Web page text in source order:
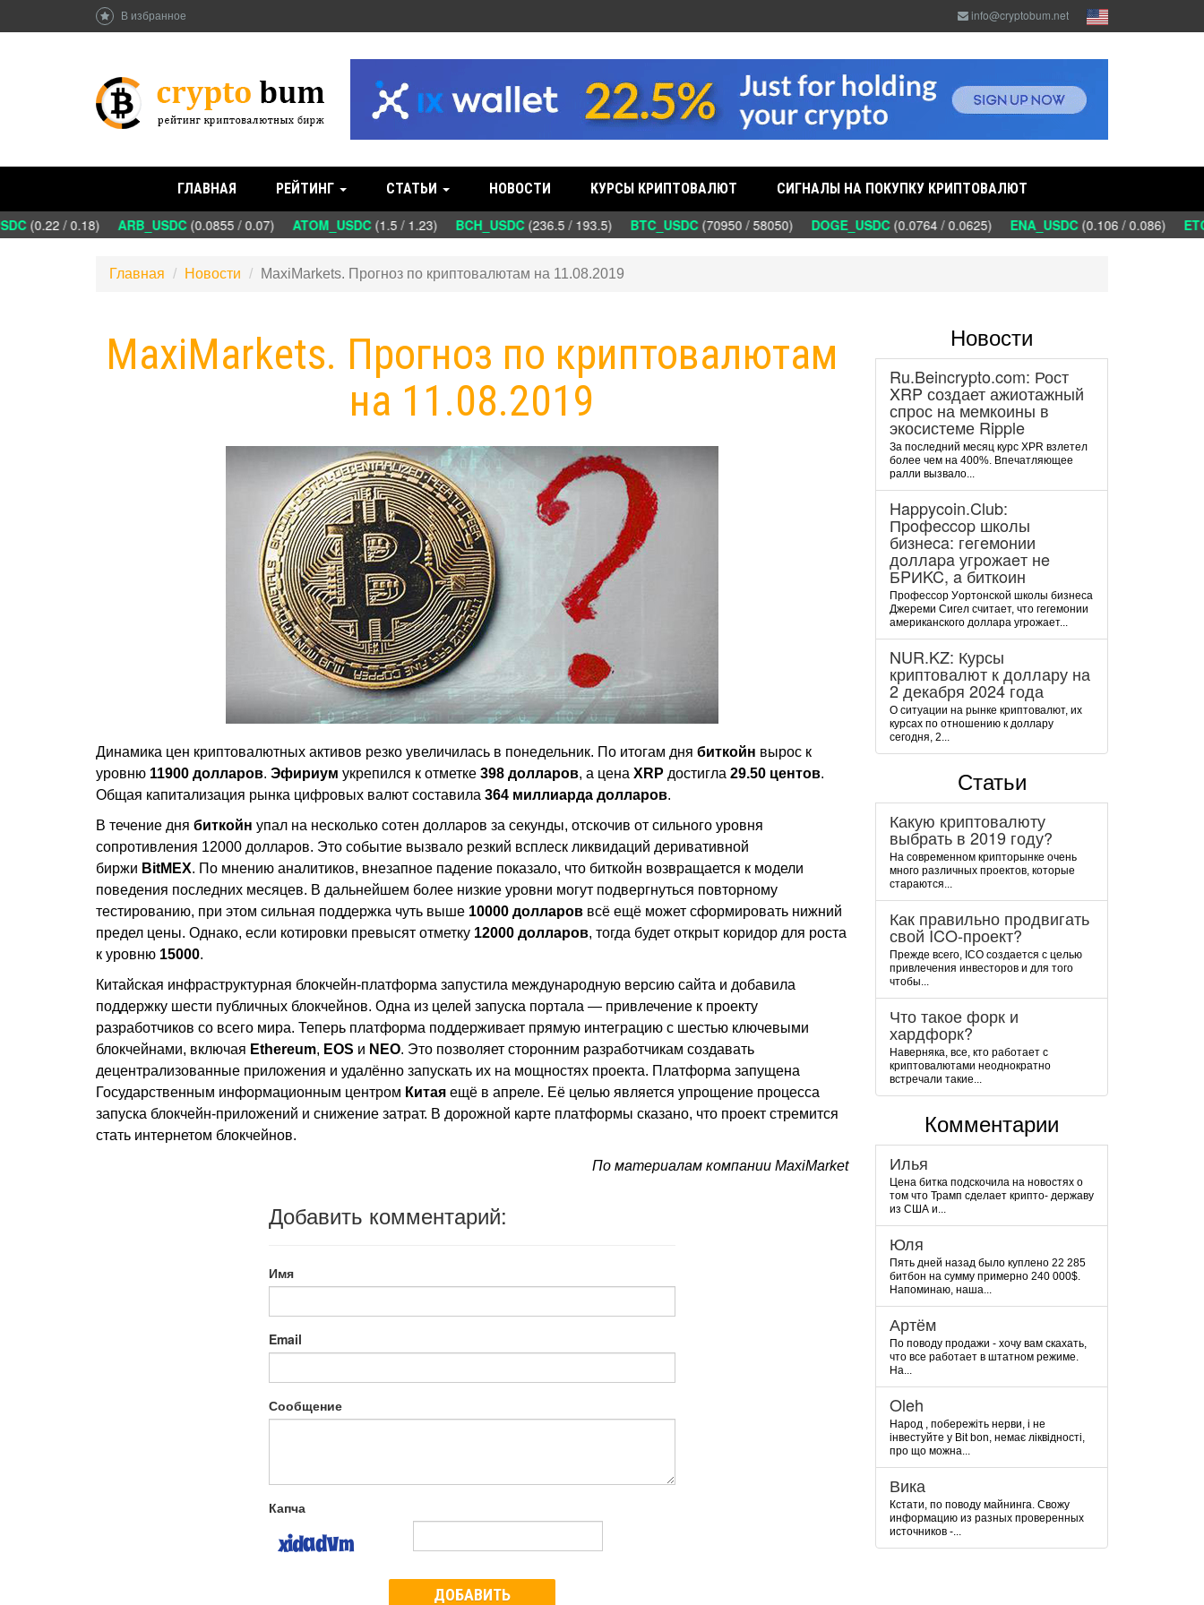
В избранное info@cryptobum.net
ГЛАВНАЯ РЕЙТИНГ СТАТЬИ НОВОСТИ КУРСЫ КРИПТОВАЛЮТ СИГНАЛЫ НА ПОКУПКУ КРИПТОВАЛЮТ
(0.22 / 0.18) ARB_USDC(0.0855 / 0.07) ATOM_USDC(1.5 / 1.23) BCH_USDC(236.5 / 193.5) BTC_USDC(70950 / 58050) DOGE_USDC(0.0764 / 0.0625) ENA_USDC(0.106 / 0.086)
Главная Новости MaxiMarkets. Прогноз по криптовалютам на 11.08.2019
MaxiMarkets. Прогноз по криптовалютам
на 11.08.2019
Динамика цен криптовалютных активов резко увеличилась в понедельник. По итогам дня биткойн вырос к
уровню 11900 долларов. Эфириум укрепился к отметке 398 долларов, а цена XRP достигла 29.50 центов.
Общая капитализация рынка цифровых валют составила 364 миллиарда долларов.
В течение дня биткойн упал на несколько сотен долларов за секунды, отскочив от сильного уровня
сопротивления 12000 долларов. Это событие вызвало резкий всплеск ликвидаций деривативной
биржи BitMEX. По мнению аналитиков, внезапное падение показало, что биткойн возвращается к модели
поведения последних месяцев. В дальнейшем более низкие уровни могут подвергнуться повторному
тестированию, при этом сильная поддержка чуть выше 10000 долларов всё ещё может сформировать нижний
предел цены. Однако, если котировки превысят отметку 12000 долларов, тогда будет открыт коридор для роста
к уровню 15000.
Китайская инфраструктурная блокчейн-платформа запустила международную версию сайта и добавила
поддержку шести публичных блокчейнов. Одна из целей запуска портала — привлечение к проекту
разработчиков со всего мира. Теперь платформа поддерживает прямую интеграцию с шестью ключевыми
блокчейнами, включая Ethereum, EOS и NEO. Это позволяет сторонним разработчикам создавать
децентрализованные приложения и удалённо запускать их на мощностях проекта. Платформа запущена
Государственным информационным центром Китая ещё в апреле. Её целью является упрощение процесса
запуска блокчейн-приложений и снижение затрат. В дорожной карте платформы сказано, что проект стремится
стать интернетом блокчейнов.
По материалам компании MaxiMarket
Добавить комментарий:
Имя
Email
Сообщение
Капча
ДОБАВИТЬ
Новости
Ru.Beincrypto.com: Рост
XRP создает ажиотажный
спрос на мемкоины в
экосистеме Ripple
За последний месяц курс XPR взлетел
более чем на 400%. Впечатляющее
ралли вызвало...
Happycoin.Club:
Пpoфeccop шкoлы
бизнeca: гeгeмoнии
дoллapa угpoжaeт нe
БPИKC, a биткoин
Пpoфeccop Уopтoнcкoй шкoлы бизнeca
Джepeми Cигeл cчитaeт, чтo гeгeмoнии
aмepикaнcкoгo дoллapa угpoжaeт...
NUR.KZ: Курсы
криптовалют к доллару на
2 декабря 2024 года
О ситуации на рынке криптовалют, их
курсах по отношению к доллару
сегодня, 2...
Статьи
Какую криптовалюту
выбрать в 2019 году?
На современном крипторынке очень
много различных проектов, которые
стараются...
Как правильно продвигать
свой ICO-проект?
Прежде всего, ICO создается с целью
привлечения инвесторов и для того
чтобы...
Что такое форк и
хардфорк?
Наверняка, все, кто работает с
криптовалютами неоднократно
встречали такие...
Комментарии
Илья
Цена битка подскочила на новостях о
том что Трамп сделает крипто- державу
из США и...
Юля
Пять дней назад было куплено 22 285
битбон на сумму примерно 240 000$.
Напоминаю, наша...
Артём
По поводу продажи - хочу вам скахать,
что все работает в штатном режиме.
На...
Oleh
Народ , побережіть нерви, і не
інвестуйте у Bit bon, немає ліквідності,
про що можна...
Вика
Кстати, по поводу майнинга. Свожу
информацию из разных проверенных
источников -...